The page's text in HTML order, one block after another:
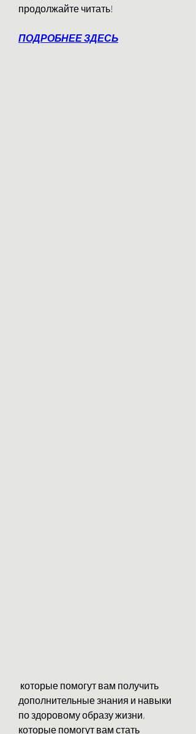
продолжайте читать!
ПОДРОБНЕЕ ЗДЕСЬ
дополнительные знания и навыки
по здоровому образу жизни,
которые помогут вам стать